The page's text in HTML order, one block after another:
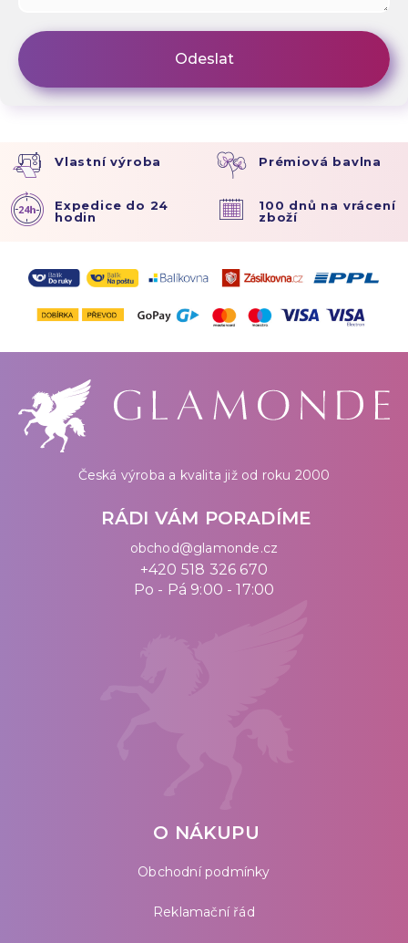
Vlastní výroba Prémiová bavlna
Expedice do 24
hodin
100 dnů na vrácení
zboží
Česká výroba a kvalita již od roku 2000
RÁDI VÁM PORADÍME
obchod@glamonde.cz
+420 518 326 670
Po - Pá 9:00 - 17:00
O NÁKUPU
Obchodní podmínky
Reklamační řád